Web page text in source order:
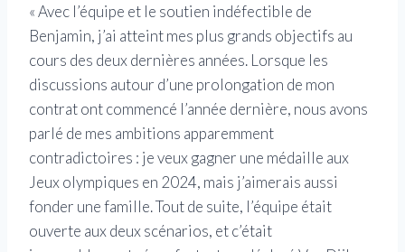
« Avec l’équipe et le soutien indéfectible de
Benjamin, j’ai atteint mes plus grands objectifs au
cours des deux dernières années. Lorsque les
discussions autour d’une prolongation de mon
contrat ont commencé l’année dernière, nous avons
parlé de mes ambitions apparemment
contradictoires : je veux gagner une médaille aux
Jeux olympiques en 2024, mais j’aimerais aussi
fonder une famille. Tout de suite, l’équipe était
ouverte aux deux scénarios, et c’était